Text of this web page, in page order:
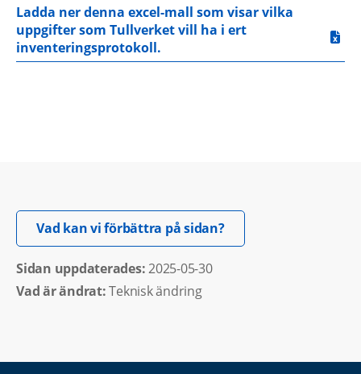
Ladda ner denna excel-mall som visar vilka
uppgifter som Tullverket vill ha i ert
inventeringsprotokoll.
xls, 121.5 kB.
Vad kan vi förbättra på sidan?Öppnas i nytt fönster.
Sidan uppdaterades: 2025-05-30
Vad är ändrat:Teknisk ändring